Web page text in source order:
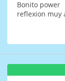
Bonito power
reflexion